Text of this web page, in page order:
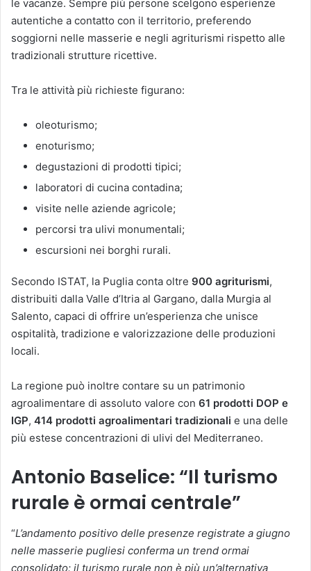
le vacanze. Sempre più persone scelgono esperienze
autentiche a contatto con il territorio, preferendo
soggiorni nelle masserie e negli agriturismi rispetto alle
tradizionali strutture ricettive.
Tra le attività più richieste figurano:
oleoturismo;
enoturismo;
degustazioni di prodotti tipici;
laboratori di cucina contadina;
visite nelle aziende agricole;
percorsi tra ulivi monumentali;
escursioni nei borghi rurali.
Secondo ISTAT, la Puglia conta oltre 900 agriturismi,
distribuiti dalla Valle d’Itria al Gargano, dalla Murgia al
Salento, capaci di offrire un’esperienza che unisce
ospitalità, tradizione e valorizzazione delle produzioni
locali.
La regione può inoltre contare su un patrimonio
agroalimentare di assoluto valore con 61 prodotti DOP e
IGP, 414 prodotti agroalimentari tradizionali e una delle
più estese concentrazioni di ulivi del Mediterraneo.
Antonio Baselice: “Il turismo
rurale è ormai centrale”
“L’andamento positivo delle presenze registrate a giugno
nelle masserie pugliesi conferma un trend ormai
consolidato: il turismo rurale non è più un’alternativa